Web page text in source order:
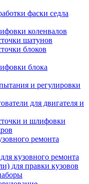
фаски седла
коленвалов
шатунов
блоков
блока
и регулировки
для двигателя и
и шлифовки
ремонта
кузовного ремонта
для правки кузовов